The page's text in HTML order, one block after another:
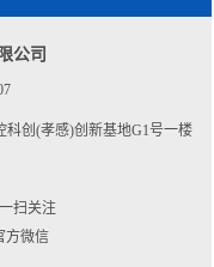
公司
科创(孝感)创新基地G1号一楼
扫关注
方微信